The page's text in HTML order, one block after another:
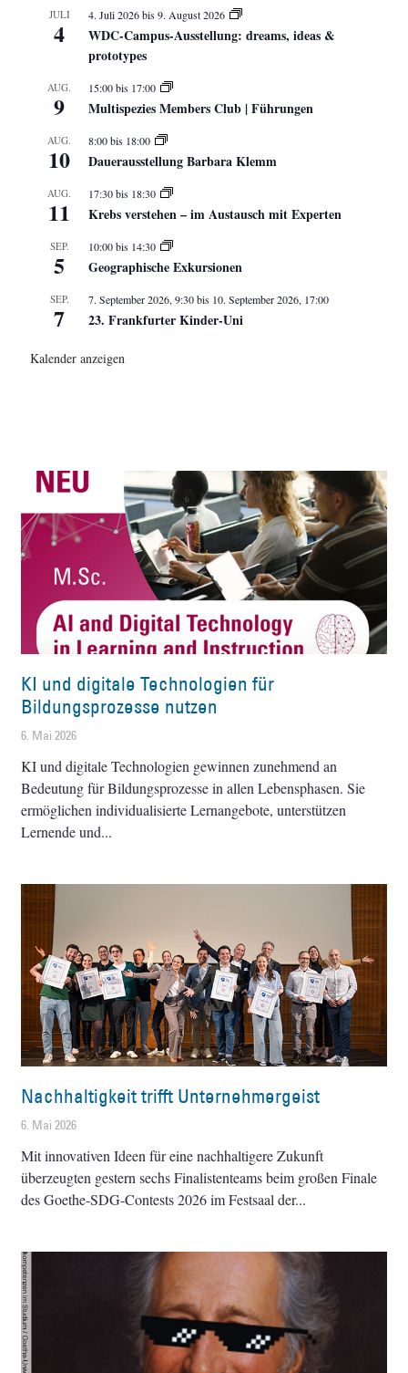
JULI
4
4. Juli 2026bis9. August 2026
WDC-Campus-Ausstellung: dreams, ideas &
prototypes
AUG.
9
15:00bis 17:00
Multispezies Members Club | Führungen
AUG.
10
8:00bis 18:00
Dauerausstellung Barbara Klemm
AUG.
11
17:30bis 18:30
Krebs verstehen – im Austausch mit Experten
SEP.
5
10:00bis 14:30
Geographische Exkursionen
SEP.
7
7. September 2026, 9:30bis 10. September 2026, 17:00
23. Frankfurter Kinder-Uni
Kalender anzeigen
KI und digitale Technologien für
Bildungsprozesse nutzen
6. Mai 2026
KI und digitale Technologien gewinnen zunehmend an
Bedeutung für Bildungsprozesse in allen Lebensphasen. Sie
ermöglichen individualisierte Lernangebote, unterstützen
Lernende und
Nachhaltigkeit trifft Unternehmergeist
6. Mai 2026
Mit innovativen Ideen für eine nachhaltigere Zukunft
überzeugten gestern sechs Finalistenteams beim großen Finale
des Goethe-SDG-Contests 2026 im Festsaal der